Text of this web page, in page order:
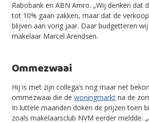
Rabobank en ABN Amro. „Wij denken dat
tot 10% gaan zakken, maar dat de
blijven aan vorig jaar. Daar budgetteren
makelaar Marcel Arendsen.
Ommezwaai
Hij is met zijn collega’s nog maar net
ommezwaai die de woningmarkt na de
In luttele maanden doken de prijzen toen
zoals makelaarsclub NVM eerder meldde.